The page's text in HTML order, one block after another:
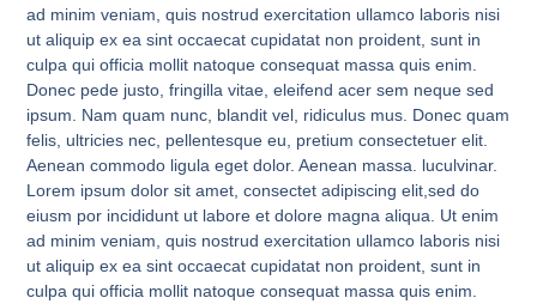
ad minim veniam, quis nostrud exercitation ullamco laboris nisi
ut aliquip ex ea sint occaecat cupidatat non proident, sunt in
culpa qui officia mollit natoque consequat massa quis enim.
Donec pede justo, fringilla vitae, eleifend acer sem neque sed
ipsum. Nam quam nunc, blandit vel, ridiculus mus. Donec quam
felis, ultricies nec, pellentesque eu, pretium consectetuer elit.
Aenean commodo ligula eget dolor. Aenean massa. luculvinar.
Lorem ipsum dolor sit amet, consectet adipiscing elit,sed do
eiusm por incididunt ut labore et dolore magna aliqua. Ut enim
ad minim veniam, quis nostrud exercitation ullamco laboris nisi
ut aliquip ex ea sint occaecat cupidatat non proident, sunt in
culpa qui officia mollit natoque consequat massa quis enim.